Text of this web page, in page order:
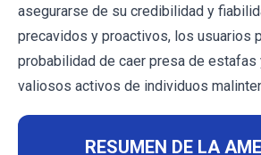
asegurarse de su credibilidad y
precavidos y proactivos, los usuarios
probabilidad de caer presa de estafas
valiosos activos de individuos
RESUMEN DE LA